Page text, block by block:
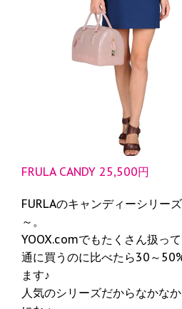
FRULA CANDY 25,500円
FURLAのキャンディーシリー
～。
YOOX.comでもたくさん扱っ
通に買うのに比べたら30～
ます♪
人気のシリーズだからなかな